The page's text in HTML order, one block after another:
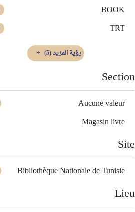
BOOK
TRT
رؤية المزيد(5)
Section
Aucune valeur
Magasin livre
Site
Bibliothèque Nationale de Tunisie
Lieu